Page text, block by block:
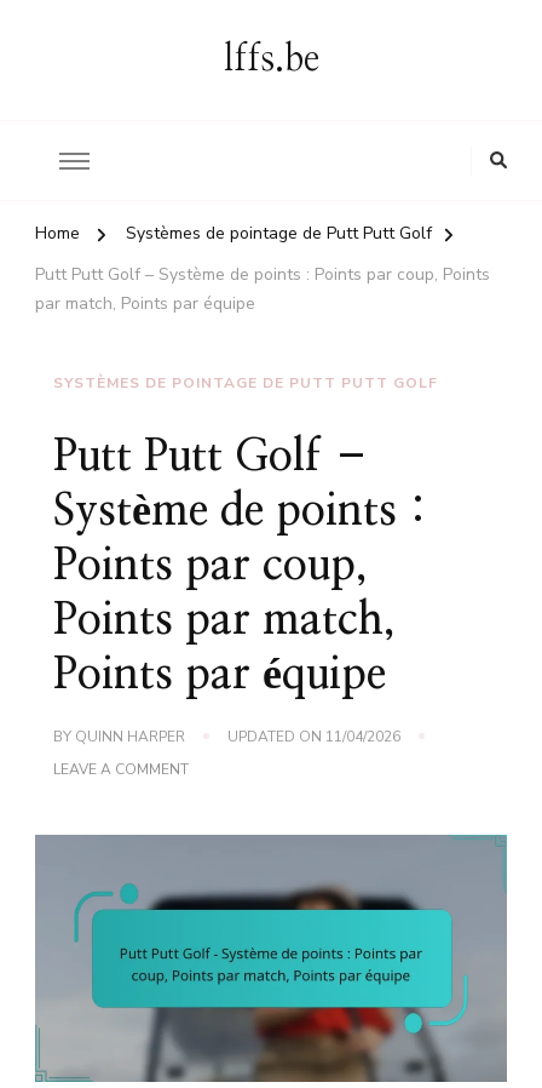
lffs.be
Home
Systèmes de pointage de Putt Putt Golf
Putt Putt Golf – Système de points : Points par coup, Points
par match, Points par équipe
SYSTÈMES DE POINTAGE DE PUTT PUTT GOLF
Putt Putt Golf –
Système de points :
Points par coup,
Points par match,
Points par équipe
BY QUINN HARPER UPDATED ON 11/04/2026
LEAVE A COMMENTON
DE
POINTS
POINTS
PAR
POINTS
MATCH,
POINTS